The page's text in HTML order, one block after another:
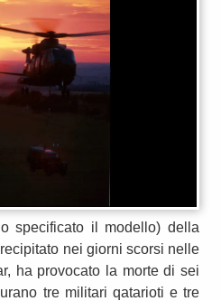
specificato il modello) della
nei giorni scorsi nelle
ha provocato la morte di sei
tre militari qatarioti e tre